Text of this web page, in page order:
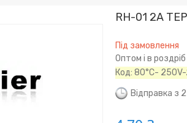
RH-01 2А
Під замовлення
Оптом і в роздріб
Код:80°C-
Відправка з